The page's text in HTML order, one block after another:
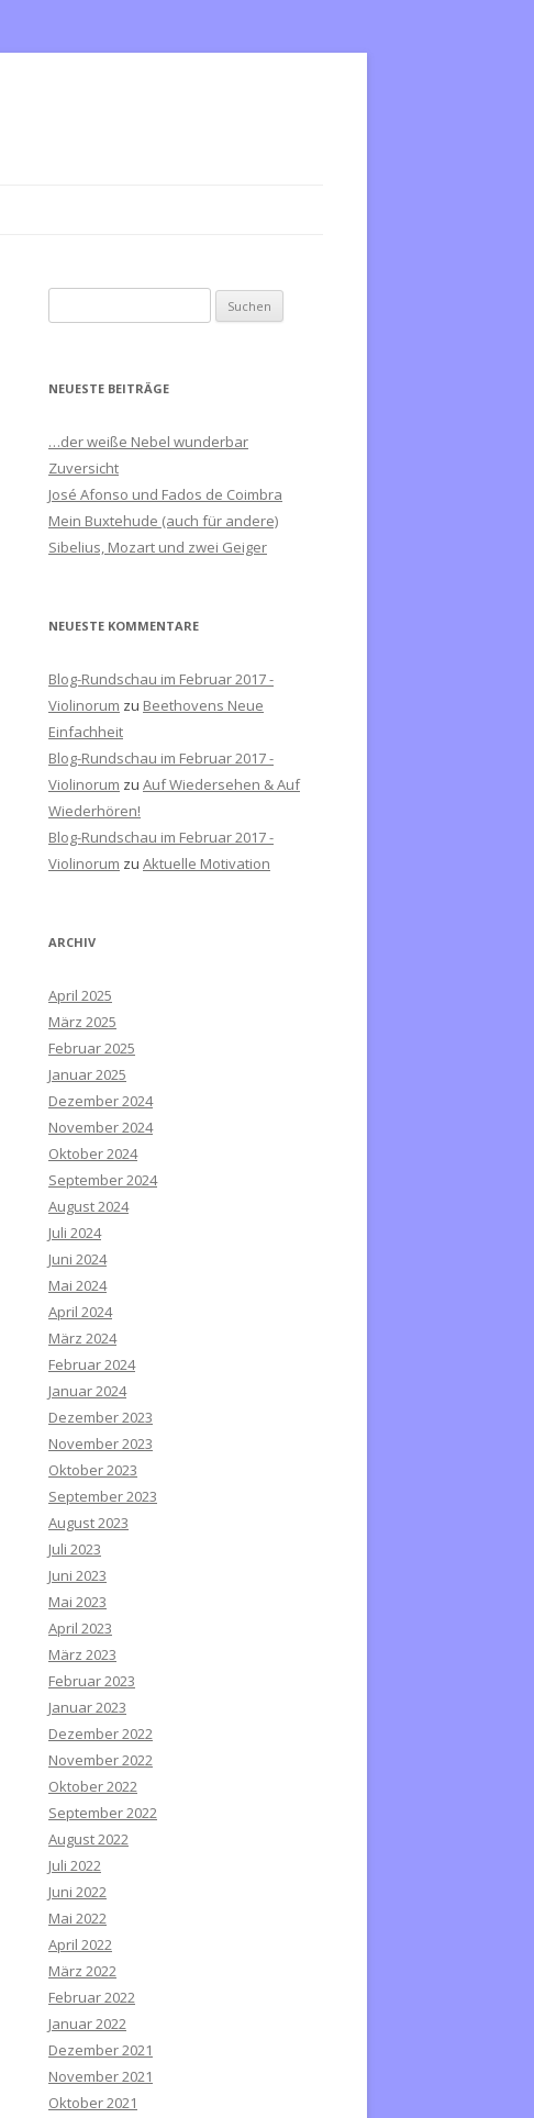
u
h
n
a
c
h
NEUESTE BEITRÄGE
…der weiße Nebel wunderbar
Zuversicht
José Afonso und Fados de Coimbra
Mein Buxtehude (auch für andere)
Sibelius, Mozart und zwei Geiger
NEUESTE KOMMENTARE
Blog-Rundschau im Februar 2017 -
Violinorum zu Beethovens Neue
Einfachheit
Blog-Rundschau im Februar 2017 -
Violinorum zu Auf Wiedersehen & Auf
Wiederhören!
Blog-Rundschau im Februar 2017 -
Violinorum zu Aktuelle Motivation
ARCHIV
April 2025
März 2025
Februar 2025
Januar 2025
Dezember 2024
November 2024
Oktober 2024
September 2024
August 2024
Juli 2024
Juni 2024
Mai 2024
April 2024
März 2024
Februar 2024
Januar 2024
Dezember 2023
November 2023
Oktober 2023
September 2023
August 2023
Juli 2023
Juni 2023
Mai 2023
April 2023
März 2023
Februar 2023
Januar 2023
Dezember 2022
November 2022
Oktober 2022
September 2022
August 2022
Juli 2022
Juni 2022
Mai 2022
April 2022
März 2022
Februar 2022
Januar 2022
Dezember 2021
November 2021
Oktober 2021